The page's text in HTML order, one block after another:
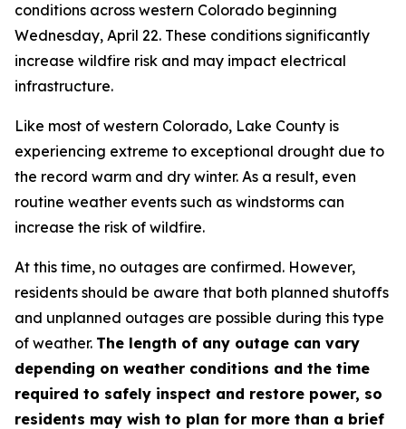
conditions across western Colorado beginning
Wednesday, April 22. These conditions significantly
increase wildfire risk and may impact electrical
infrastructure.
Like most of western Colorado, Lake County is
experiencing extreme to exceptional drought due to
the record warm and dry winter. As a result, even
routine weather events such as windstorms can
increase the risk of wildfire.
At this time, no outages are confirmed. However,
residents should be aware that both planned shutoffs
and unplanned outages are possible during this type
of weather. The length of any outage can vary
depending on weather conditions and the time
required to safely inspect and restore power, so
residents may wish to plan for more than a brief